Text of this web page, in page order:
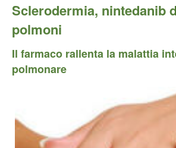
Sclerodermia, nintedanib
polmoni
Il farmaco rallenta la malattia
polmonare